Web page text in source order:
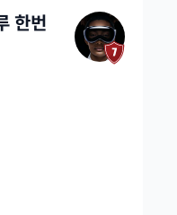
한번